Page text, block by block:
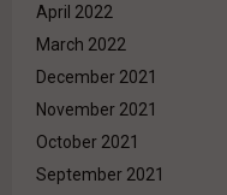
April 2022
March 2022
December 2021
November 2021
October 2021
September 2021